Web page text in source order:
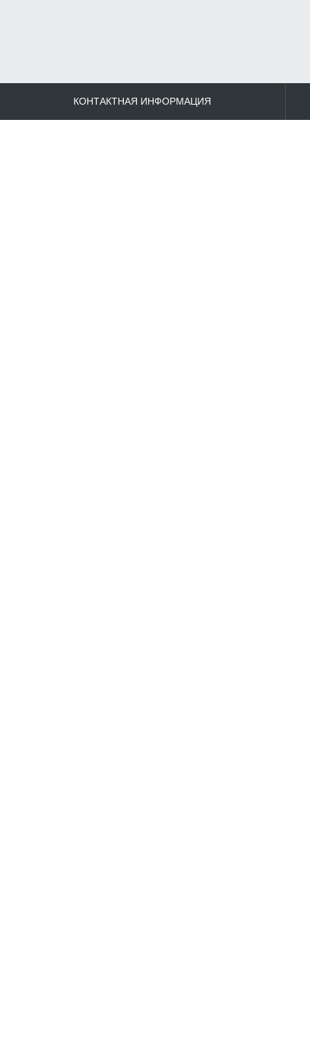
КОНТАКТНАЯ ИНФОРМАЦИЯ